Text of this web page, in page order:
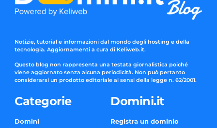
Notizie, tutorial e informazioni dal mondo degli hosting e della
tecnologia. Aggiornamenti a cura di Keliweb.it.
Questo blog non rappresenta una testata giornalistica poiché
viene aggiornato senza alcuna periodicità. Non può pertanto
considerarsi un prodotto editoriale ai sensi della legge n. 62/2001.
Categorie
Domini
Domini.it
Registra un dominio